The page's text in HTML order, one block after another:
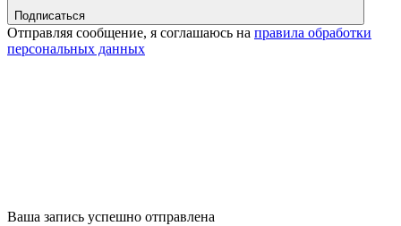
Подписаться
Отправляя сообщение, я соглашаюсь на правила обработки
персональных данных
Ваша запись успешно отправлена